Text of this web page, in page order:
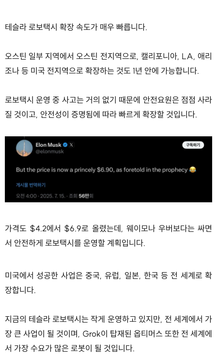
테슬라 로보택시 확장 속도가 매우 빠릅니다.
오스틴 일부 지역에서 오스틴 전지역으로, 캘리포니아, LA, 애리
조나 등 미국 전지역으로 확장하는 것도 1년 안에 가능합니다.
로보택시 운영 중 사고는 거의 없기 때문에 안전요원은 점점 사라
질 것이고, 안전성이 증명됨에 따라 빠르게 확장할 것입니다.
가격도 $4.2에서 $6.9로 올렸는데, 웨이모나 우버보다는 싸면
서 안전하게 로보택시를 운영할 계획입니다.
미국에서 성공한 사업은 중국, 유럽, 일본, 한국 등 전 세계로 확
장합니다.
지금의 테슬라 로보택시는 작게 운영하고 있지만, 전 세계에서 가
장 큰 사업이 될 것이며, Grok이 탑재된 옵티머스 또한 전 세계에
서 가장 수요가 많은 로봇이 될 것입니다.